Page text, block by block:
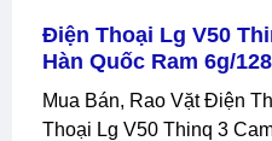
Điện Thoại Lg V50
Hàn Quốc Ram 6g/
Mua Bán, Rao Vặt Điện Thoại Hà Nội Hà Nội, Điện
Thoại Lg V50 Thinq 3